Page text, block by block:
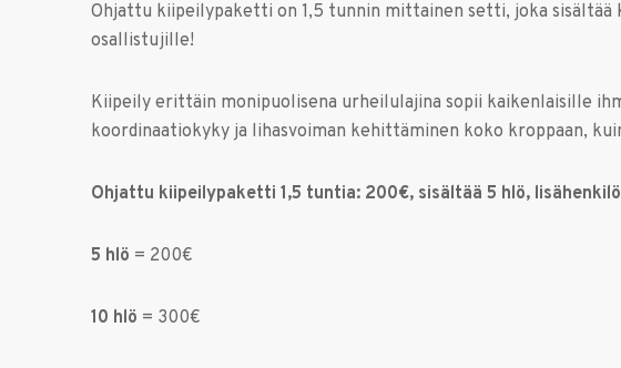
Ohjattu kiipeilypaketti on 1,5 tunnin mittainen setti, joka
osallistujille!
Kiipeily erittäin monipuolisena urheilulajina sopii kaikenlaisille
koordinaatiokyky ja lihasvoiman kehittäminen koko kroppaan,
Ohjattu kiipeilypaketti 1,5 tuntia: 200€, sisältää 5 hlö,
5 hlö = 200€
10 hlö = 300€